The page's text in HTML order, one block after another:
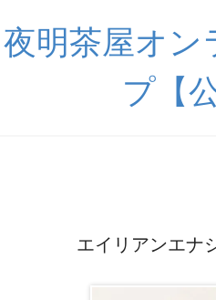
夜明茶屋オン
プ【
エイリアンエナ